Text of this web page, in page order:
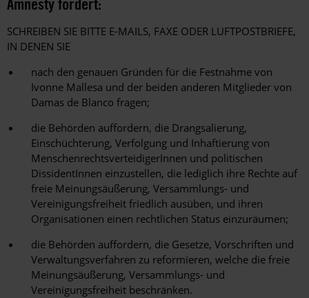
SCHREIBEN SIE BITTE E-MAILS, FAXE ODER LUFTPOSTBRIEFE,
IN DENEN SIE
nach den genauen Gründen für die Festnahme von
Ivonne Mallesa und der beiden anderen Mitglieder von
Damas de Blanco fragen;
die Behörden auffordern, die Drangsalierung,
Einschüchterung, Verfolgung und Inhaftierung von
MenschenrechtsverteidigerInnen und politischen
DissidentInnen einzustellen, die lediglich ihre Rechte auf
freie Meinungsäußerung, Versammlungs- und
Vereinigungsfreiheit friedlich ausüben, und ihren
Organisationen einen rechtlichen Status einzuräumen;
die Behörden auffordern, die Gesetze, Vorschriften und
Verwaltungsverfahren zu reformieren, welche die freie
Meinungsäußerung, Versammlungs- und
Vereinigungsfreiheit beschränken.